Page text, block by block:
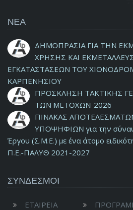
ΝΕΑ
ΔΗΜΟΠΡΑΣΙΑ ΓΙΑ ΤΗΝ
ΧΡΗΣΗΣ ΚΑΙ
ΕΓΚΑΤΑΣΤΑΣΕΩΝ ΤΟΥ
ΚΑΡΠΕΝΗΣΙΟΥ
ΠΡΟΣΚΛΗΣΗ ΤΑΚΤΙΚΗΣ
ΤΩΝ ΜΕΤΟΧΩΝ-2026
ΠΙΝΑΚΑΣ
ΥΠΟΨΗΦΙΩΝ για την
Έργου (Σ.Μ.Ε.) με ένα άτομο
Π.Ε.-ΠΑΛΥΘ 2021-2027
ΣΥΝΔΕΣΜΟΙ
ΕΤΑΙΡΕΙΑ